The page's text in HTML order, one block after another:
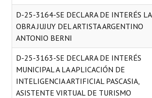
D-25-3164-SE DECLARA DE INTERÉS LA
OBRA JUJUY DEL ARTISTA ARGENTINO
ANTONIO BERNI
D-25-3163-SE DECLARA DE INTERÉS
MUNICIPAL A LA APLICACIÓN DE
INTELIGENCIA ARTIFICIAL PASCASIA,
ASISTENTE VIRTUAL DE TURISMO